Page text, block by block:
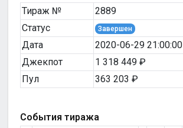
Тираж №
2889
Статус
Завершен
Дата
2020-06-29 21:00:00
Джекпот
1 318 449 ₽
Пул
363 203 ₽
События тиража